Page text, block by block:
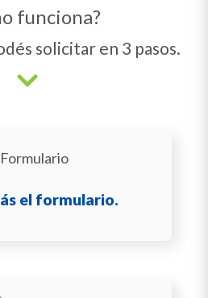
funciona?
solicitar en 3 pasos.
el formulario.